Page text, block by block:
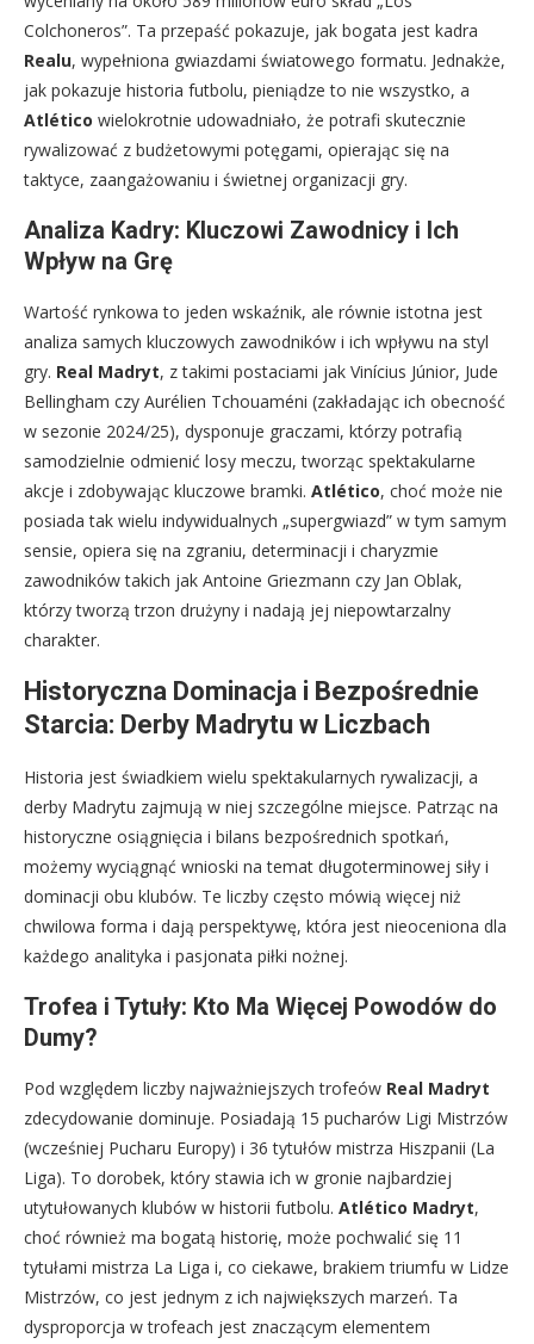
Colchoneros”. Ta przepaść pokazuje, jak bogata jest kadra
Realu, wypełniona gwiazdami światowego formatu. Jednakże,
jak pokazuje historia futbolu, pieniądze to nie wszystko, a
Atlético wielokrotnie udowadniało, że potrafi skutecznie
rywalizować z budżetowymi potęgami, opierając się na
taktyce, zaangażowaniu i świetnej organizacji gry.
Analiza Kadry: Kluczowi Zawodnicy i Ich
Wpływ na Grę
Wartość rynkowa to jeden wskaźnik, ale równie istotna jest
analiza samych kluczowych zawodników i ich wpływu na styl
gry. Real Madryt, z takimi postaciami jak Vinícius Júnior, Jude
Bellingham czy Aurélien Tchouaméni (zakładając ich obecność
w sezonie 2024/25), dysponuje graczami, którzy potrafią
samodzielnie odmienić losy meczu, tworząc spektakularne
akcje i zdobywając kluczowe bramki. Atlético, choć może nie
posiada tak wielu indywidualnych „supergwiazd” w tym samym
sensie, opiera się na zgraniu, determinacji i charyzmie
zawodników takich jak Antoine Griezmann czy Jan Oblak,
którzy tworzą trzon drużyny i nadają jej niepowtarzalny
charakter.
Historyczna Dominacja i Bezpośrednie
Starcia: Derby Madrytu w Liczbach
Historia jest świadkiem wielu spektakularnych rywalizacji, a
derby Madrytu zajmują w niej szczególne miejsce. Patrząc na
historyczne osiągnięcia i bilans bezpośrednich spotkań,
możemy wyciągnąć wnioski na temat długoterminowej siły i
dominacji obu klubów. Te liczby często mówią więcej niż
chwilowa forma i dają perspektywę, która jest nieoceniona dla
każdego analityka i pasjonata piłki nożnej.
Trofea i Tytuły: Kto Ma Więcej Powodów do
Dumy?
Pod względem liczby najważniejszych trofeów Real Madryt
zdecydowanie dominuje. Posiadają 15 pucharów Ligi Mistrzów
(wcześniej Pucharu Europy) i 36 tytułów mistrza Hiszpanii (La
Liga). To dorobek, który stawia ich w gronie najbardziej
utytułowanych klubów w historii futbolu. Atlético Madryt,
choć również ma bogatą historię, może pochwalić się 11
tytułami mistrza La Liga i, co ciekawe, brakiem triumfu w Lidze
Mistrzów, co jest jednym z ich największych marzeń. Ta
dysproporcja w trofeach jest znaczącym elementem